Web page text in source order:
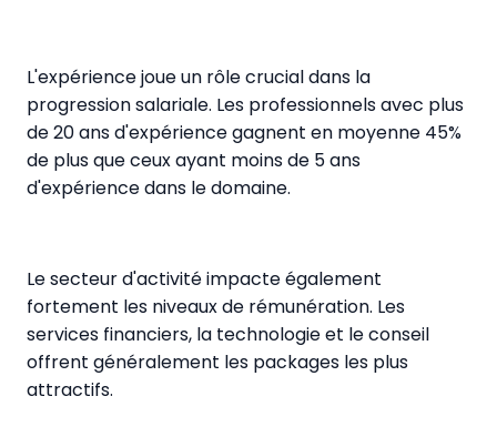
L'expérience joue un rôle crucial dans la
progression salariale. Les professionnels avec plus
de 20 ans d'expérience gagnent en moyenne 45%
de plus que ceux ayant moins de 5 ans
d'expérience dans le domaine.
Le secteur d'activité impacte également
fortement les niveaux de rémunération. Les
services financiers, la technologie et le conseil
offrent généralement les packages les plus
attractifs.